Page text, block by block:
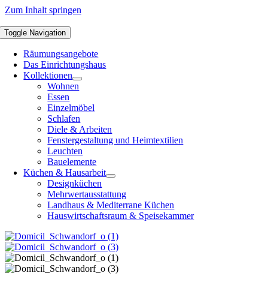
Zum Inhalt springen
Toggle Navigation
Räumungsangebote
Das Einrichtungshaus
Kollektionen
Wohnen
Essen
Einzelmöbel
Schlafen
Diele & Arbeiten
Fenstergestaltung und Heimtextilien
Leuchten
Bauelemente
Küchen & Hausarbeit
Designküchen
Mehrwertausstattung
Landhaus & Mediterrane Küchen
Hauswirtschaftsraum & Speisekammer